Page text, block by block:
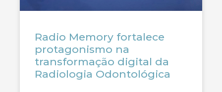
Radio Memory fortalece
protagonismo na
transformação digital da
Radiologia Odontológica